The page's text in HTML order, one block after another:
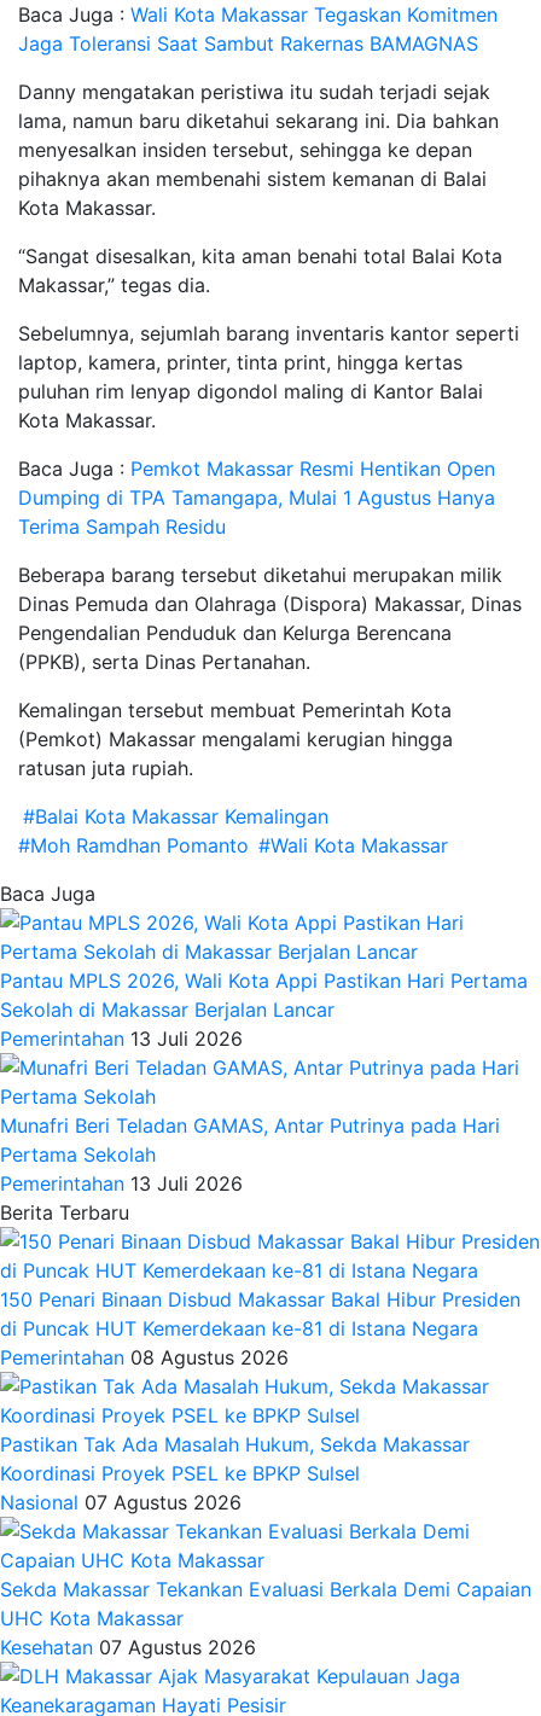
Baca Juga : Wali Kota Makassar Tegaskan Komitmen
Jaga Toleransi Saat Sambut Rakernas BAMAGNAS
Danny mengatakan peristiwa itu sudah terjadi sejak
lama, namun baru diketahui sekarang ini. Dia bahkan
menyesalkan insiden tersebut, sehingga ke depan
pihaknya akan membenahi sistem kemanan di Balai
Kota Makassar.
“Sangat disesalkan, kita aman benahi total Balai Kota
Makassar,” tegas dia.
Sebelumnya, sejumlah barang inventaris kantor seperti
laptop, kamera, printer, tinta print, hingga kertas
puluhan rim lenyap digondol maling di Kantor Balai
Kota Makassar.
Baca Juga : Pemkot Makassar Resmi Hentikan Open
Dumping di TPA Tamangapa, Mulai 1 Agustus Hanya
Terima Sampah Residu
Beberapa barang tersebut diketahui merupakan milik
Dinas Pemuda dan Olahraga (Dispora) Makassar, Dinas
Pengendalian Penduduk dan Kelurga Berencana
(PPKB), serta Dinas Pertanahan.
Kemalingan tersebut membuat Pemerintah Kota
(Pemkot) Makassar mengalami kerugian hingga
ratusan juta rupiah.
#Balai Kota Makassar Kemalingan
#Moh Ramdhan Pomanto #Wali Kota Makassar
Baca Juga
Pantau MPLS 2026, Wali Kota Appi Pastikan Hari Pertama
Sekolah di Makassar Berjalan Lancar
Pemerintahan 13 Juli 2026
Munafri Beri Teladan GAMAS, Antar Putrinya pada Hari
Pertama Sekolah
Pemerintahan 13 Juli 2026
Berita Terbaru
150 Penari Binaan Disbud Makassar Bakal Hibur Presiden
di Puncak HUT Kemerdekaan ke-81 di Istana Negara
Pemerintahan 08 Agustus 2026
Pastikan Tak Ada Masalah Hukum, Sekda Makassar
Koordinasi Proyek PSEL ke BPKP Sulsel
Nasional 07 Agustus 2026
Sekda Makassar Tekankan Evaluasi Berkala Demi Capaian
UHC Kota Makassar
Kesehatan 07 Agustus 2026